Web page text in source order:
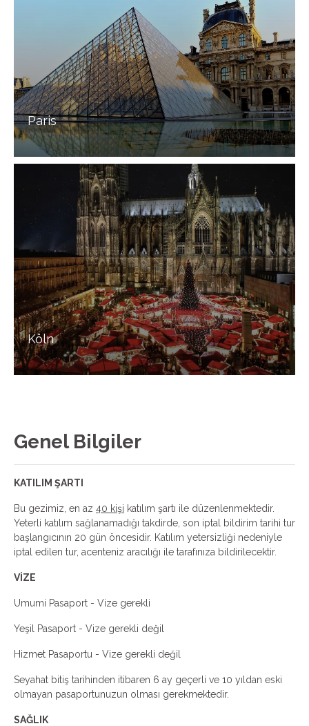
Paris
Köln
Genel Bilgiler
KATILIM ŞARTI
Bu gezimiz, en az 40 kişi katılım şartı ile düzenlenmektedir.
Yeterli katılım sağlanamadığı takdirde, son iptal bildirim tarihi tur
başlangıcının 20 gün öncesidir. Katılım yetersizliği nedeniyle
iptal edilen tur, acenteniz aracılığı ile tarafınıza bildirilecektir.
VİZE
Umumi Pasaport - Vize gerekli
Yeşil Pasaport - Vize gerekli değil
Hizmet Pasaportu - Vize gerekli değil
Seyahat bitiş tarihinden itibaren 6 ay geçerli ve 10 yıldan eski
olmayan pasaportunuzun olması gerekmektedir.
SAĞLIK